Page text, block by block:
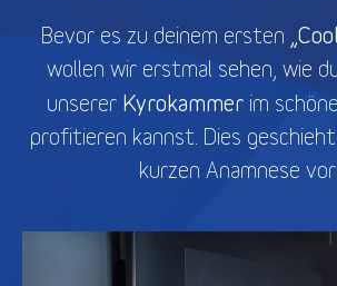
Bevor es zu deinem ersten
wollen wir erstmal sehen, wie
unserer Kyrokammerim
profitieren kannst. Dies
kurzen Anamnese